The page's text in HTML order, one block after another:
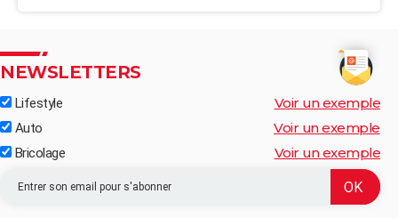
NEWSLETTERS
Lifestyle Voir un exemple
Auto Voir un exemple
Bricolage Voir un exemple